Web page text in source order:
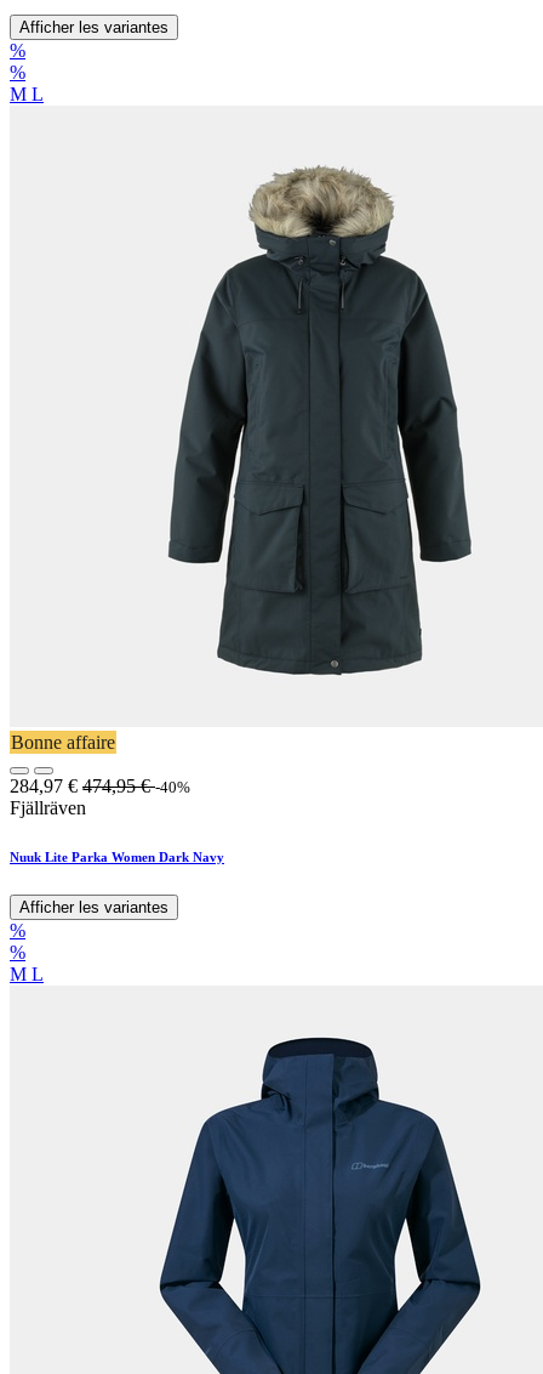
Afficher les variantes
%
%
M L
Bonne affaire
284,97 € 474,95€ -40%
Fjällräven
Nuuk Lite Parka Women Dark Navy
Afficher les variantes
%
%
M L